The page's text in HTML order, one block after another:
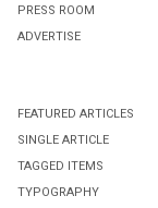
PRESS ROOM
ADVERTISE
FEATURED ARTICLES
SINGLE ARTICLE
TAGGED ITEMS
TYPOGRAPHY